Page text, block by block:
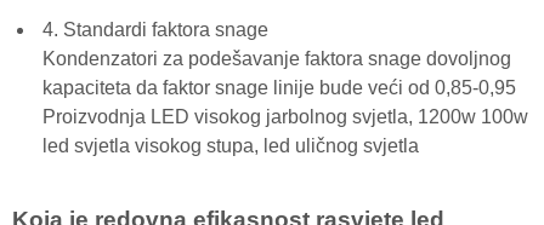
4. Standardi faktora snage
Kondenzatori za podešavanje faktora snage dovoljnog
kapaciteta da faktor snage linije bude veći od 0,85-0,95
Proizvodnja LED visokog jarbolnog svjetla, 1200w 100w
led svjetla visokog stupa, led uličnog svjetla
Koja je redovna efikasnost rasvjete led